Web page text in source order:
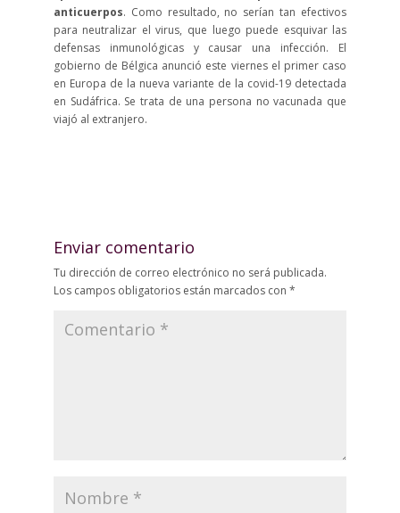
anticuerpos. Como resultado, no serían tan efectivos
para neutralizar el virus, que luego puede esquivar las
defensas inmunológicas y causar una infección. El
gobierno de Bélgica anunció este viernes el primer caso
en Europa de la nueva variante de la covid-19 detectada
en Sudáfrica. Se trata de una persona no vacunada que
viajó al extranjero.
Enviar comentario
Tu dirección de correo electrónico no será publicada.
Los campos obligatorios están marcados con *